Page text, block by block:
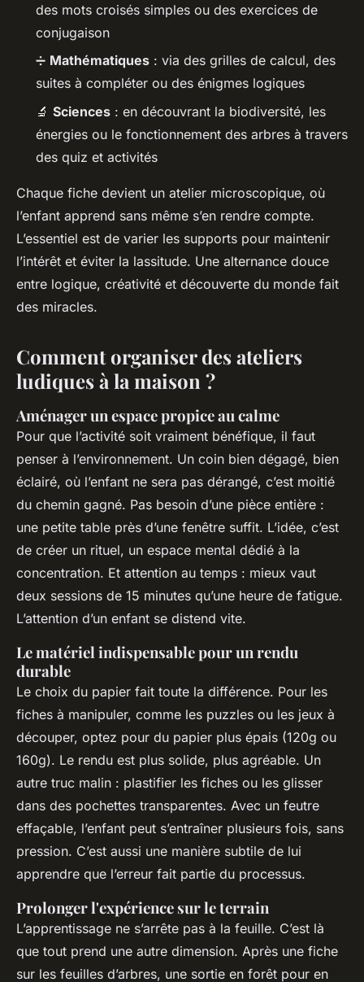
des mots croisés simples ou des exercices de
conjugaison
➗ Mathématiques : via des grilles de calcul, des
suites à compléter ou des énigmes logiques
🔬 Sciences : en découvrant la biodiversité, les
énergies ou le fonctionnement des arbres à travers
des quiz et activités
Chaque fiche devient un atelier microscopique, où
l’enfant apprend sans même s’en rendre compte.
L’essentiel est de varier les supports pour maintenir
l’intérêt et éviter la lassitude. Une alternance douce
entre logique, créativité et découverte du monde fait
des miracles.
Comment organiser des ateliers
ludiques à la maison ?
Aménager un espace propice au calme
Pour que l’activité soit vraiment bénéfique, il faut
penser à l’environnement. Un coin bien dégagé, bien
éclairé, où l’enfant ne sera pas dérangé, c’est moitié
du chemin gagné. Pas besoin d’une pièce entière :
une petite table près d’une fenêtre suffit. L’idée, c’est
de créer un rituel, un espace mental dédié à la
concentration. Et attention au temps : mieux vaut
deux sessions de 15 minutes qu’une heure de fatigue.
L’attention d’un enfant se distend vite.
Le matériel indispensable pour un rendu
durable
Le choix du papier fait toute la différence. Pour les
fiches à manipuler, comme les puzzles ou les jeux à
découper, optez pour du papier plus épais (120g ou
160g). Le rendu est plus solide, plus agréable. Un
autre truc malin : plastifier les fiches ou les glisser
dans des pochettes transparentes. Avec un feutre
effaçable, l’enfant peut s’entraîner plusieurs fois, sans
pression. C’est aussi une manière subtile de lui
apprendre que l’erreur fait partie du processus.
Prolonger l'expérience sur le terrain
L’apprentissage ne s’arrête pas à la feuille. C’est là
que tout prend une autre dimension. Après une fiche
sur les feuilles d’arbres, une sortie en forêt pour en